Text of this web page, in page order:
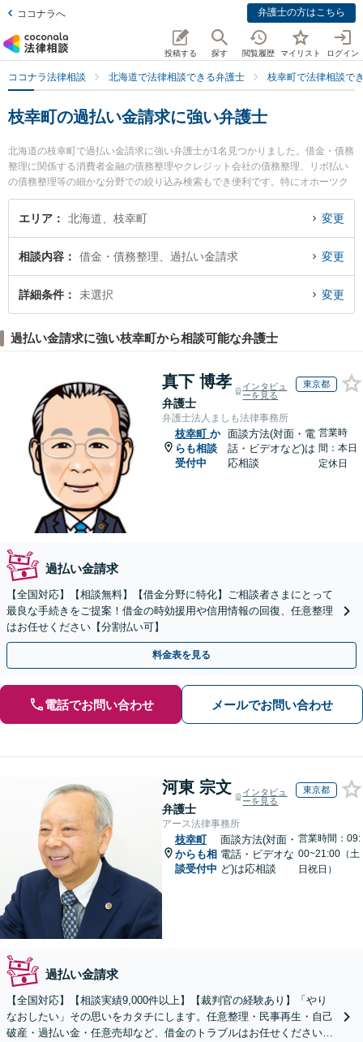
ココナラへ 弁護士の方はこちら
投稿する 探す 閲覧履歴 マイリスト ログイン
ココナラ法律相談 北海道で法律相談できる弁護士 枝幸町で法律相談で
枝幸町の過払い金請求に強い弁護士
北海道の枝幸町で過払い金請求に強い弁護士が1名見つかりました。借金・債務
整理に関係する消費者金融の債務整理やクレジット会社の債務整理、リボ払い
の債務整理等の細かな分野での絞り込み検索もでき便利です。特にオホーツク
枝幸ひまわり基金法律事務所の阿野 洋志弁護士のプロフィール情報や弁護士費
用、強みなどが注目されています。『枝幸町で土日や夜間に発生した過払い金
法律相談できる枝幸町内の弁護士に相談予約したい』などでお困りの相談者さ
んにおすすめです。
エリア 北海道、枝幸町 変更
相談内容 借金・債務整理、過払い金請求 変更
詳細条件 未選択 変更
過払い金請求に強い枝幸町から相談可能な弁護士
真下 博孝
弁護士
インタビュ
ーを見る
東京都
弁護士法人ましも法律事務所
枝幸町 か
らも相談
受付中
面談方法(対面・電
話・ビデオなど)は
応相談
営業時
間：本日
定休日
過払い金請求
【全国対応】【相談無料】【借金分野に特化】ご相談者さまにとって
最良な手続きをご提案！借金の時効援用や信用情報の回復、任意整理
はお任せください【分割払い可】
料金表を見る
電話でお問い合わせ メールでお問い合わせ
河東 宗文
弁護士
インタビュ
ーを見る
東京都
アース法律事務所
枝幸町
からも相
談受付中
面談方法(対面・
電話・ビデオな
ど)は応相談
営業時間：09:
00~21:00（土
日祝日）
過払い金請求
【全国対応】【相談実績9,000件以上】【裁判官の経験あり】「やり
なおしたい」その思いをカタチにします。任意整理・民事再生・自己
破産・過払い金・任意売却など、借金のトラブルはお任せください。